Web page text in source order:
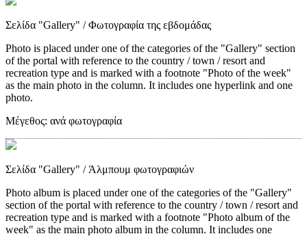
Σελίδα "Gallery" / Φωτογραφία της εβδομάδας
Photo is placed under one of the categories of the "Gallery" section
of the portal with reference to the country / town / resort and
recreation type and is marked with a footnote "Photo of the week"
as the main photo in the column. It includes one hyperlink and one
photo.
Μέγεθος: ανά φωτογραφία
Σελίδα "Gallery" / Άλμπουμ φωτογραφιών
Photo album is placed under one of the categories of the "Gallery"
section of the portal with reference to the country / town / resort and
recreation type and is marked with a footnote "Photo album of the
week" as the main photo album in the column. It includes one